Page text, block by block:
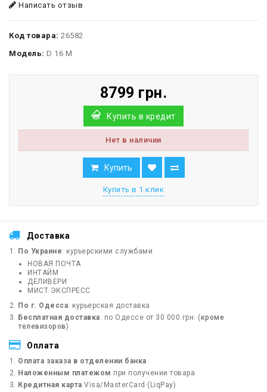
Написать отзыв
Код товара: 26582
Модель: D 16 M
8799 грн.
Купить в кредит
Нет в наличии
Купить
Купить в 1 клик
Доставка
По Украине: курьерскими службами
НОВАЯ ПОЧТА
ИНТАЙМ
ДЕЛИВЕРИ
МИСТ ЭКСПРЕСС
По г. Одесса: курьерская доставка
Бесплатная доставка: по Одессе от 30 000 грн. (кроме
телевизоров)
Оплата
Оплата заказа в отделении банка
Наложенным платежом при получении товара
Кредитная карта Visa/MasterCard (LiqPay)